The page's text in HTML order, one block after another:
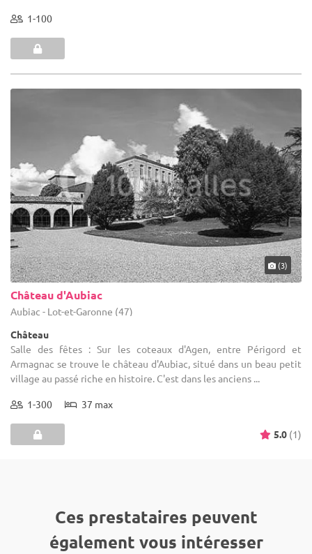
1-100
(3)
Château d'Aubiac
Aubiac - Lot-et-Garonne (47)
Château
Salle des fêtes : Sur les coteaux d'Agen, entre Périgord et
Armagnac se trouve le château d'Aubiac, situé dans un beau petit
village au passé riche en histoire. C'est dans les anciens ...
1-300 37 max
5.0 (1)
Ces prestataires peuvent
également vous intéresser